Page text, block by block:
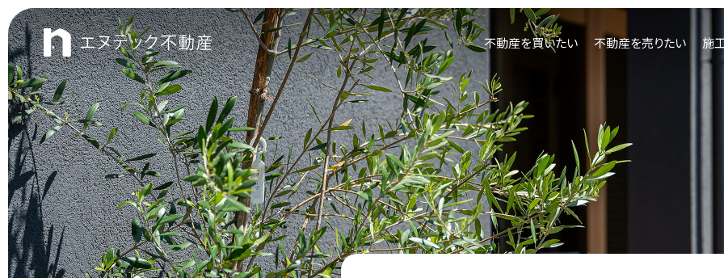
エヌテック不動産
不動産を買いたい 不動産を売りたい 施